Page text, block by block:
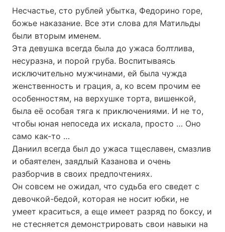
Несчастье, сто рублей убытка, Федорино горе,
божье наказание. Все эти слова для Матильды
были вторым именем.
Эта девушка всегда была до ужаса болтлива,
несуразна, и порой груба. Воспитываясь
исключительно мужчинами, ей была чужда
женственность и грация, а, ко всем прочим ее
особенностям, на верхушке торта, вишенкой,
была её особая тяга к приключениями. И не то,
чтобы юная непоседа их искала, просто … Оно
само как-то …
Даниил всегда был до ужаса тщеславен, смазлив
и обаятелен, заядлый Казанова и очень
разборчив в своих предпочтениях.
Он совсем не ожидал, что судьба его сведет с
девочкой-бедой, которая не носит юбки, не
умеет краситься, а еще имеет разряд по боксу, и
не стесняется демонстрировать свои навыки на